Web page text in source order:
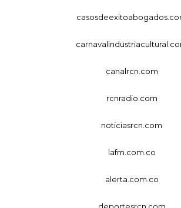
canalrcn.com
rcnradio.com
noticiasrcn.com
lafm.com.co
alerta.com.co